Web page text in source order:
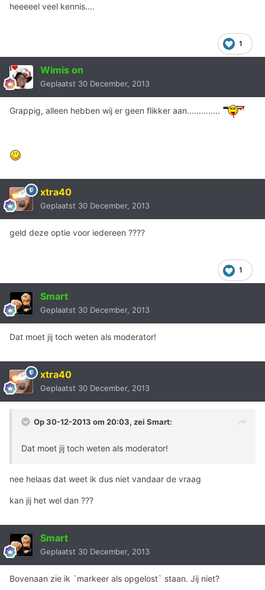
heeeeel veel kennis....
1
Wimis on
Geplaatst 30 December, 2013
Grappig, alleen hebben wij er geen flikker aan..............
xtra40
Geplaatst 30 December, 2013
geld deze optie voor iedereen ????
1
Smart
Geplaatst 30 December, 2013
Dat moet jij toch weten als moderator!
xtra40
Geplaatst 30 December, 2013
Op 30-12-2013 om 20:03, zei Smart:
Dat moet jij toch weten als moderator!
nee helaas dat weet ik dus niet vandaar de vraag
kan jij het wel dan ???
Smart
Geplaatst 30 December, 2013
Bovenaan zie ik `markeer als opgelost` staan. Jij niet?